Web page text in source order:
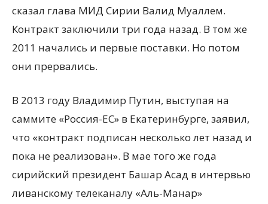
сказал глава МИД Сирии Валид Муаллем.
Контракт заключили три года назад. В том же
2011 начались и первые поставки. Но потом
они прервались.
В 2013 году Владимир Путин, выступая на
саммите «Россия-ЕС» в Екатеринбурге, заявил,
что «контракт подписан несколько лет назад и
пока не реализован». В мае того же года
сирийский президент Башар Асад в интервью
ливанскому телеканалу «Аль-Манар»